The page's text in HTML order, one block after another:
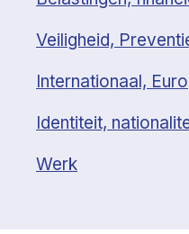
Veiligheid,
Internationaal,
Identiteit,
Werk